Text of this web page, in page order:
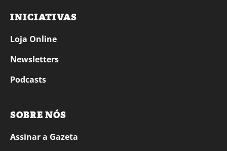
INICIATIVAS
Loja Online
Newsletters
Podcasts
SOBRE NÓS
Assinar a Gazeta